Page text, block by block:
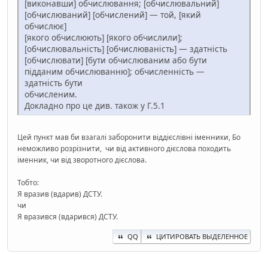
[виконавши] обчислювання; [обчислювальний]
[обчислюваний] [обчислений] — той, [який
обчислює]
[якого обчислюють] [якого обчислили];
[обчислювальність] [обчислюваність] — здатність
[обчислювати] [бути обчислюваним або бути
підданим обчислюванню]; обчисленність —
здатність бути
обчисленим.
Докладно про це див. також у Г.5.1
Цей пункт мав би взагалі заборонити віддієслівні іменники, Бо
неможливо розрізнити, чи від активного дієслова походить
іменник, чи від зворотного дієслова.
Тобто:
Я вразив (вдарив) ДСТУ.
чи
Я вразився (вдарився) ДСТУ.
QQ ЦИТИРОВАТЬ ВЫДЕЛЕННОЕ